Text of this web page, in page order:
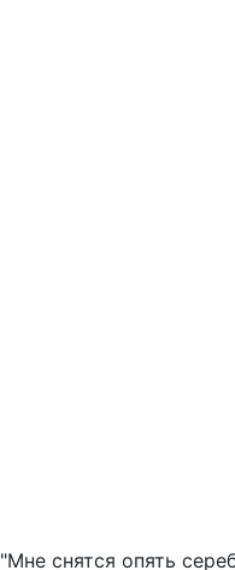
"Мне снятся опять